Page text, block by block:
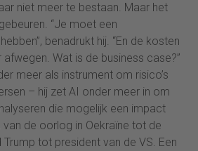
niet meer te bestaan. Maar het
“Je moet een
benadrukt hij. “En de kosten
Wat is de business case?”
meer als instrument om risico’s
– hij zet AI onder meer in om
die mogelijk een impact
de oorlog in Oekraïne tot de
tot president van de VS. Een